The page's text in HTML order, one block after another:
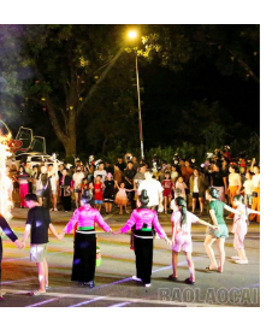
và thu hút đầu tư trong lĩnh vực